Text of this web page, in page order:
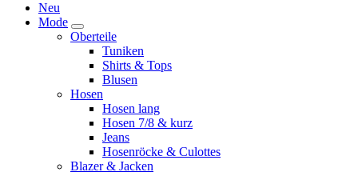
Neu
Mode
Oberteile
Tuniken
Shirts & Tops
Blusen
Hosen
Hosen lang
Hosen 7/8 & kurz
Jeans
Hosenröcke & Culottes
Blazer & Jacken